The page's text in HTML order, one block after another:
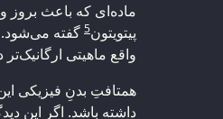
ماده‌ای که باعث بروز
پیتویتون5 گفته می‌شود.
واقع ماهیتی
همتافتِ بدنِ فیزیکی
داشته باشد. اگر این